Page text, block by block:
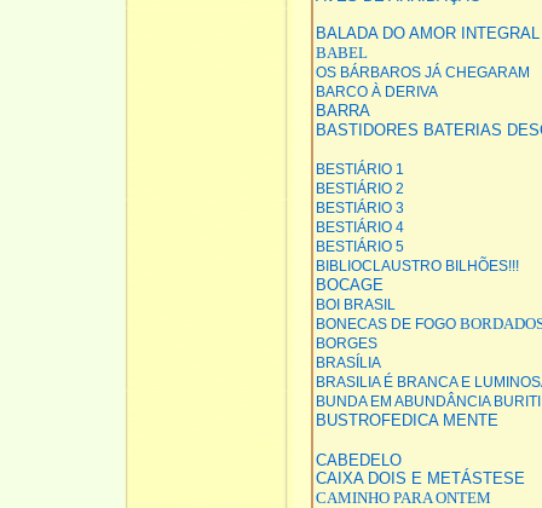
BALADA DO AMOR INTEGRAL
BABEL
OS BÁRBAROS JÁ CHEGARAM
BARCO À DERIVA
BARRA
BASTIDORES BATERIAS
BESTIÁRIO 1
BESTIÁRIO 2
BESTIÁRIO 3
BESTIÁRIO 4
BESTIÁRIO 5
BIBLIOCLAUSTRO BILHÕES!!!
BOCAGE
BOI BRASIL
BONECAS DE FOGO
BORGES
BRASÍLIA
BRASILIA É BRANCA E
BUNDA EM ABUNDÂNCIA BURITI
BUSTROFEDICA MENTE
CABEDELO
CAIXA DOIS E METÁSTESE
CAMINHO PARA ONTEM